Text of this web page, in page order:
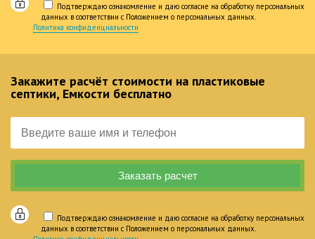
Подтверждаю ознакомление и даю согласие на обработку персональных
данных в соответствии с Положением о персональных данных.
Политика конфиденциальности
Закажите расчёт стоимости на пластиковые
септики, Емкости бесплатно
Подтверждаю ознакомление и даю согласие на обработку персональных
данных в соответствии с Положением о персональных данных.